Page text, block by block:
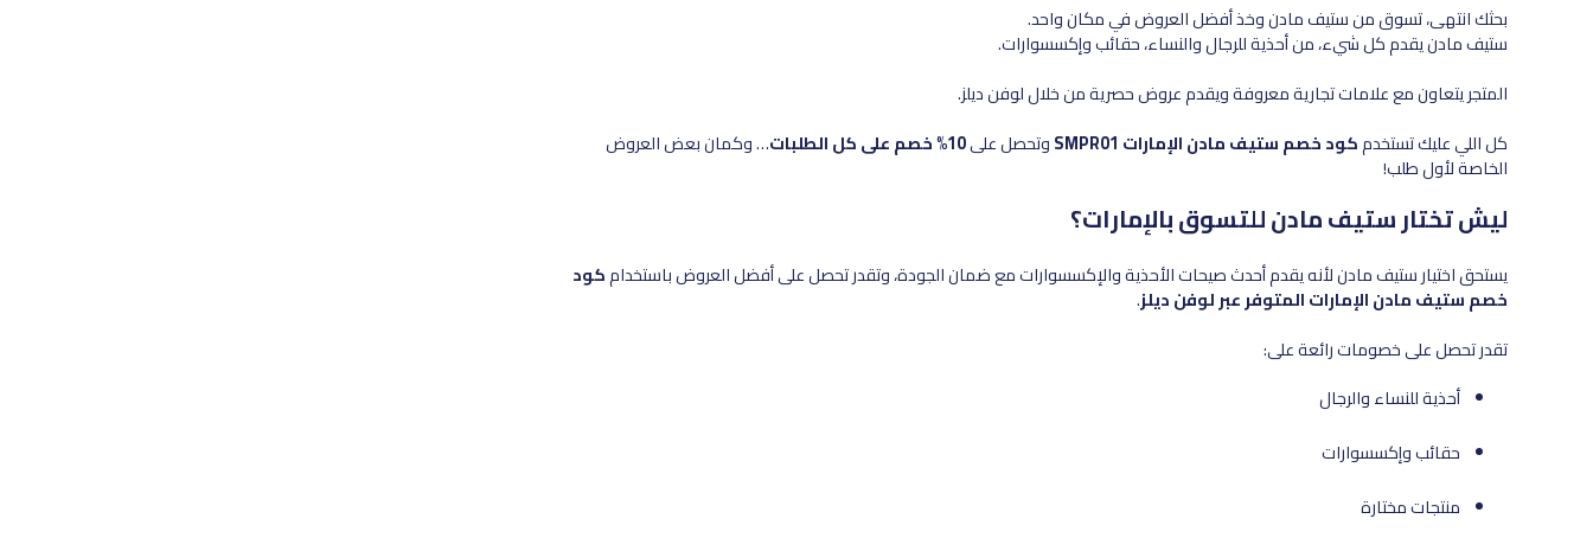
بحثك انتهى، تسوق من ستيف مادن وخذ أفضل العروض في مكان واحد.
ستيف مادن يقدم كل شيء، من أحذية للرجال والنساء، حقائب وإكسسوارات.
المتجر يتعاون مع علامات تجارية معروفة ويقدم عروض حصرية من خلال لوفن ديلز.
كل اللي عليك تستخدمكود خصم ستيف مادن الإمارات SMPR01 وتحصل على10% خصم على كل الطلبات … وكمان بعض العروض
الخاصة لأول طلب!
ليش تختار ستيف مادن للتسوق بالإمارات؟
يستحق اختيار ستيف مادن لأنه يقدم أحدث صيحات الأحذية والإكسسوارات مع ضمان الجودة، وتقدر تحصل على أفضل العروض باستخدامكود
خصم ستيف مادن الإمارات المتوفر عبر لوفن ديلز.
تقدر تحصل على خصومات رائعة على:
أحذية للنساء والرجال
حقائب وإكسسوارات
منتجات مختارة